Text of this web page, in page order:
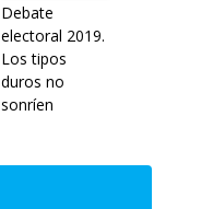
Debate
electoral 2019.
Los tipos
duros no
sonríen